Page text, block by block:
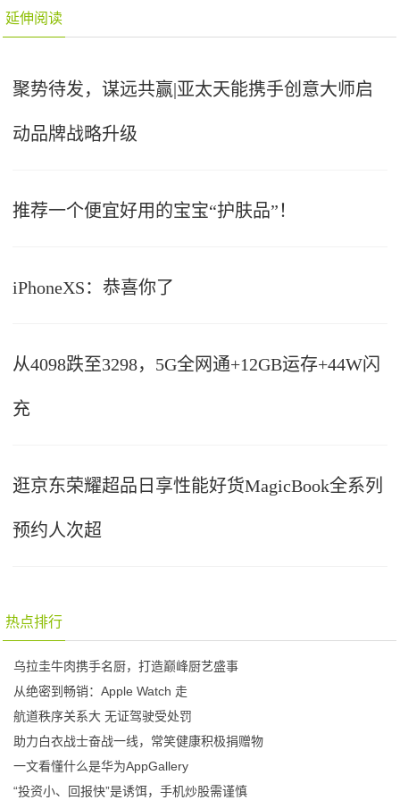
延伸阅读
聚势待发，谋远共赢|亚太天能携手创意大师启
动品牌战略升级
推荐一个便宜好用的宝宝“护肤品”！
iPhoneXS：恭喜你了
从4098跌至3298，5G全网通+12GB运存+44W闪
充
逛京东荣耀超品日享性能好货MagicBook全系列
预约人次超
热点排行
乌拉圭牛肉携手名厨，打造巅峰厨艺盛事
从绝密到畅销：Apple Watch 走
航道秩序关系大 无证驾驶受处罚
助力白衣战士奋战一线，常笑健康积极捐赠物
一文看懂什么是华为AppGallery
“投资小、回报快”是诱饵，手机炒股需谨慎